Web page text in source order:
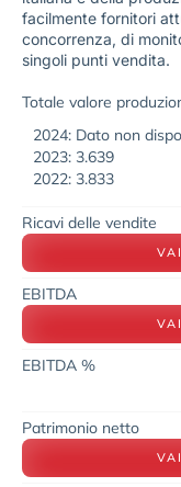
facilmente fornitori
concorrenza, di
singoli punti vendita.
Totale valore
2024: Dato non
2023: 3.639
2022: 3.833
Ricavi delle vendite
EBITDA
EBITDA %
Patrimonio netto